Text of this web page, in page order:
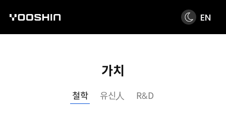
EN
가치
철학 유신人 R&D